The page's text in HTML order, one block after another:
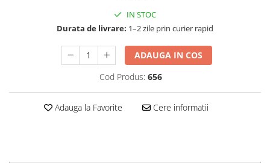
Baterii externe
Boxe portabile, cu bluetooth
Cabluri de incarcare
Casti & Audio portabile
IN STOC
Durata de livrare: 1–2 zile prin curier rapid
ADAUGA IN COS
Cod Produs: 656
Adauga la Favorite Cere informatii